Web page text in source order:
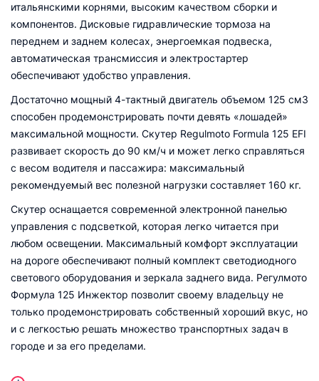
итальянскими корнями, высоким качеством сборки и
компонентов. Дисковые гидравлические тормоза на
переднем и заднем колесах, энергоемкая подвеска,
автоматическая трансмиссия и электростартер
обеспечивают удобство управления.
Достаточно мощный 4-тактный двигатель объемом 125 см3
способен продемонстрировать почти девять «лошадей»
максимальной мощности. Скутер Regulmoto Formula 125 EFI
развивает скорость до 90 км/ч и может легко справляться
с весом водителя и пассажира: максимальный
рекомендуемый вес полезной нагрузки составляет 160 кг.
Скутер оснащается современной электронной панелью
управления с подсветкой, которая легко читается при
любом освещении. Максимальный комфорт эксплуатации
на дороге обеспечивают полный комплект светодиодного
светового оборудования и зеркала заднего вида. Регулмото
Формула 125 Инжектор позволит своему владельцу не
только продемонстрировать собственный хороший вкус, но
и с легкостью решать множество транспортных задач в
городе и за его пределами.